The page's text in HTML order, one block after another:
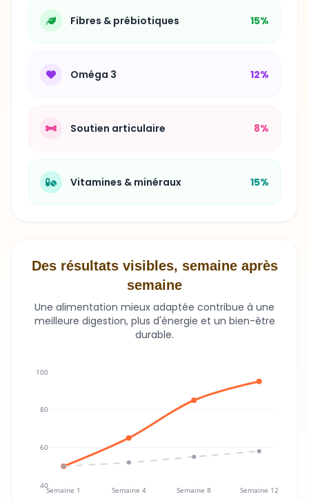
Fibres & prébiotiques 15%
Oméga 3 12%
Soutien articulaire 8%
Vitamines & minéraux 15%
Des résultats visibles, semaine après
semaine
Une alimentation mieux adaptée contribue à une
meilleure digestion, plus d'énergie et un bien-être
durable.
Semaine 1 Semaine 4 Semaine 8 Semaine 12
40
60
80
100